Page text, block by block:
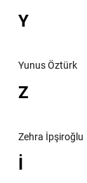
Y
Yunus Öztürk
Z
Zehra İpşiroğlu
İ